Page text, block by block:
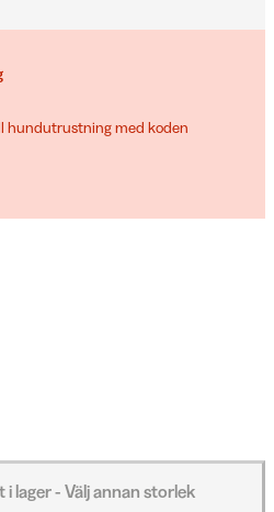
hundutrustning med koden
i lager - Välj annan storlek